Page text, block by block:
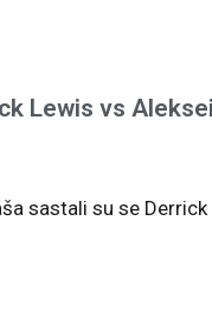
Lewis vs
sastali su se